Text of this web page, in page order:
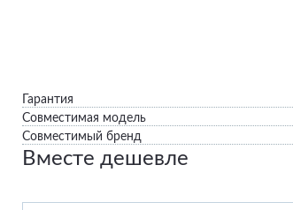
Гарантия
Совместимая модель
Совместимый бренд
Вместе дешевле